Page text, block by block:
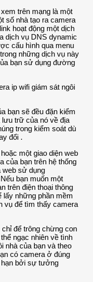
trên mạng là một
số nhà tạo ra camera
hoạt động một dịch
dịch vụ DNS dynamic
cấu hình qua menu
những dịch vụ này
bạn sử dụng đường
bạn sẽ đều đặn kiểm
trữ của nó về địa
trong kiểm soát dù
đổi .
một giao diện web
của bạn trên hệ thống
web sử dụng
bạn muốn một
trên điện thoại thông
lấy những phần mềm
vụ để tìm thấy camera
để trông chừng con
ngạc nhiên về tình
nhà của bạn và theo
có camera ở đúng
hạn bởi sự tưởng